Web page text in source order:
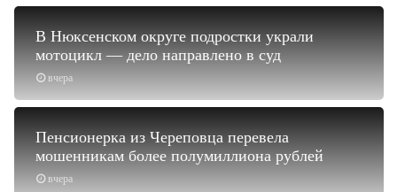
вчера
В Нюксенском округе подростки украли
мотоцикл — дело направлено в суд
вчера
Пенсионерка из Череповца перевела
мошенникам более полумиллиона рублей